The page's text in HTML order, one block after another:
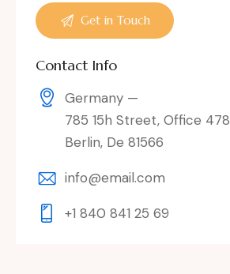
Contact Info
Germany —
785 15h Street, Office 478
Berlin, De 81566
info@email.com
+1 840 841 25 69